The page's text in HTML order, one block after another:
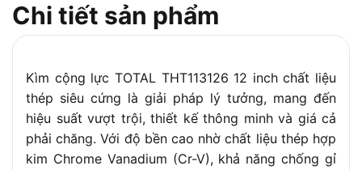
cắt
đa 5 mm
Trọng lượng
1.4 kg
Tay cầm
ergonomic
Bảo hành
6 tháng
Chi tiết sản phẩm
Kìm cộng lực TOTAL THT113126 12 inch chất liệu
thép siêu cứng là giải pháp lý tưởng, mang đến
hiệu suất vượt trội, thiết kế thông minh và giá cả
phải chăng. Với độ bền cao nhờ chất liệu thép hợp
kim Chrome Vanadium (Cr-V), khả năng chống gỉ